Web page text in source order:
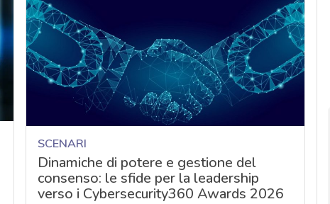
SCENARI
Dinamiche di potere e gestione del
consenso: le sfide per la leadership
verso i Cybersecurity360 Awards 2026